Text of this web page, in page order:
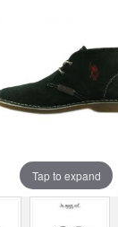
Tap to expand